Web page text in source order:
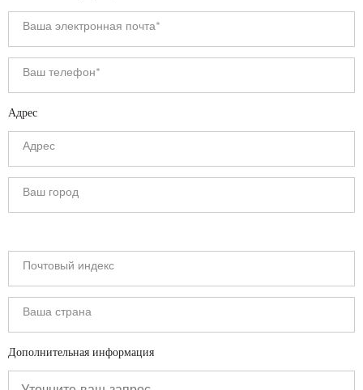
Адрес
Дополнительная информация